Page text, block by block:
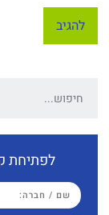
לפתיחת